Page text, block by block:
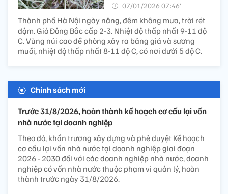
07/01/2026 07:46’
Thành phố Hà Nội ngày nắng, đêm không mưa, trời rét
đậm. Gió Đông Bắc cấp 2-3. Nhiệt độ thấp nhất 9-11 độ
C. Vùng núi cao đề phòng xảy ra băng giá và sương
muối, nhiệt độ thấp nhất 8-11 độ C, có nơi dưới 5 độ C.
Chính sách mới
Trước 31/8/2026, hoàn thành kế hoạch cơ cấu lại vốn
nhà nước tại doanh nghiệp
Theo đó, khẩn trương xây dựng và phê duyệt Kế hoạch
cơ cấu lại vốn nhà nước tại doanh nghiệp giai đoạn
2026 - 2030 đối với các doanh nghiệp nhà nước, doanh
nghiệp có vốn nhà nước thuộc phạm vi quản lý, hoàn
thành trước ngày 31/8/2026.